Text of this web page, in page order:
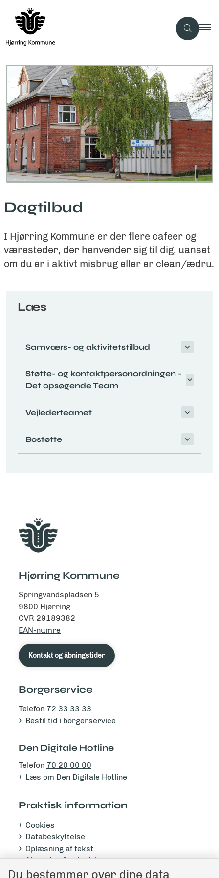
Dagtilbud
I Hjørring Kommune er der flere cafeer og
væresteder, der henvender sig til dig, uanset
om du er i aktivt misbrug eller er clean/ædru.
Læs
Samværs- og aktivitetstilbud
Støtte- og kontaktpersonordningen -
Det opsøgende Team
Vejlederteamet
Bostøtte
Hjørring Kommune
Springvandspladsen 5
9800 Hjørring
CVR 29189382
EAN-numre
Kontakt og åbningstider
Borgerservice
Telefon 72 33 33 33
Bestil tid i borgerservice
Den Digitale Hotline
Telefon 70 20 00 00
Læs om Den Digitale Hotline
Praktisk information
Cookies
Databeskyttelse
Oplæsning af tekst
Abonnér på nyhedsbrev
Tilgængelighedserklæring
Du bestemmer over dine data